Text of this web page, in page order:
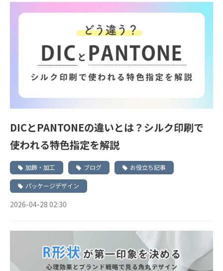
DICとPANTONEの違いとは？シルク印刷で
使われる特色指定を解説
加飾・加工 ブログ お役立ち記事
パッケージデザイン
2026-04-28 02:30